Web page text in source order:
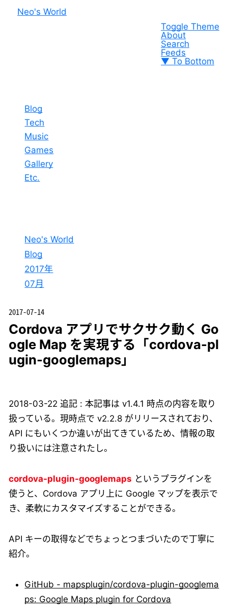
Neo's World
Toggle Theme
About
Search
Feeds
▼ To Bottom
Blog
Tech
Music
Games
Gallery
Etc.
Neo's World
Blog
2017年
07月
2017-07-14
Cordova アプリでサクサク動く Go
ogle Map を実現する「cordova-pl
ugin-googlemaps」
2018-03-22 追記 : 本記事は v1.4.1 時点の内容を取り
扱っている。現時点で v2.2.8 がリリースされており、
API にもいくつか違いが出てきているため、情報の取
り扱いには注意されたし。
cordova-plugin-googlemaps というプラグインを
使うと、Cordova アプリ上に Google マップを表示で
き、柔軟にカスタマイズすることができる。
API キーの取得などでちょっとつまづいたので丁寧に
紹介。
GitHub - mapsplugin/cordova-plugin-googlema
ps: Google Maps plugin for Cordova